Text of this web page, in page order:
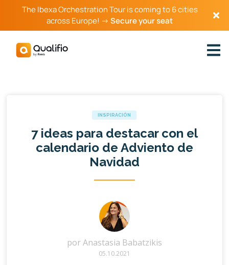
The Ibexa Orchestration Tour is coming to 6 cities
across Europe! →Secure your seat
INSPIRACIÓN
7 ideas para destacar con el
calendario de Adviento de
Navidad
porAnastasia Babatzikis
05.10.2021